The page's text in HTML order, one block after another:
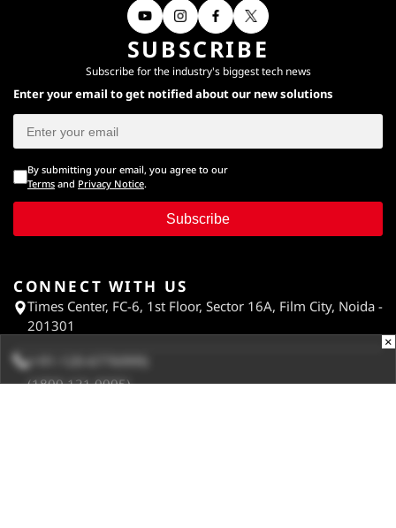
SUBSCRIBE
Subscribe for the industry's biggest tech news
Enter your email to get notified about our new solutions
By submitting your email, you agree to our
Terms and Privacy Notice.
Subscribe
CONNECT WITH US
Times Center, FC-6, 1st Floor, Sector 16A, Film City, Noida -
201301
(+91-120-6776999)
(1800 121 0005)
×